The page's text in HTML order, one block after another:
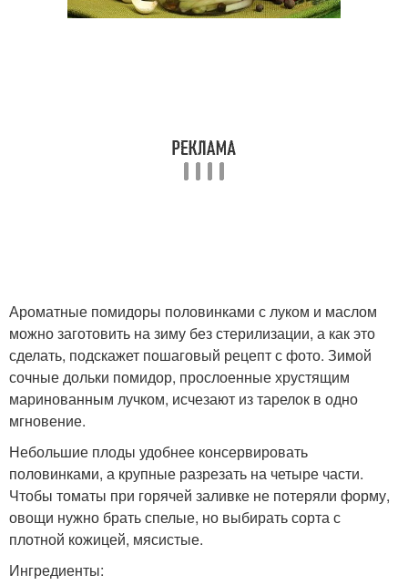
Ароматные помидоры половинками с луком и маслом
можно заготовить на зиму без стерилизации, а как это
сделать, подскажет пошаговый рецепт с фото. Зимой
сочные дольки помидор, прослоенные хрустящим
маринованным лучком, исчезают из тарелок в одно
мгновение.
Небольшие плоды удобнее консервировать
половинками, а крупные разрезать на четыре части.
Чтобы томаты при горячей заливке не потеряли форму,
овощи нужно брать спелые, но выбирать сорта с
плотной кожицей, мясистые.
Ингредиенты: